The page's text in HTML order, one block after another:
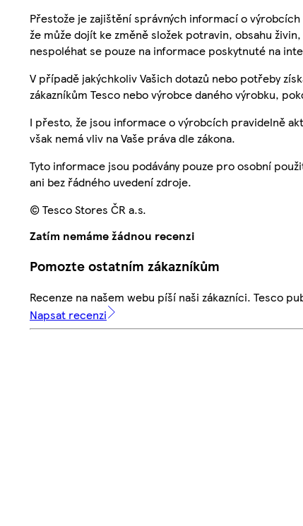
Přestože je zajištění správných informací o
že může dojít ke změně složek potravin, obsahu
nespoléhat se pouze na informace poskytnuté na
V případě jakýchkoliv Vašich dotazů nebo potřeby
zákazníkům Tesco nebo výrobce daného výrobku,
I přesto, že jsou informace o výrobcích pravidelně
však nemá vliv na Vaše práva dle zákona.
Tyto informace jsou podávány pouze pro osobní
ani bez řádného uvedení zdroje.
© Tesco Stores ČR a.s.
Zatím nemáme žádnou recenzi
Pomozte ostatním zákazníkům
Recenze na našem webu píší naši zákazníci. Tesco
Napsat recenzi